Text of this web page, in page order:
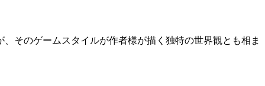
そのゲームスタイルが作者様が描く独特の世界観とも相ま